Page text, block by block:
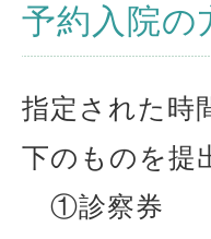
予約入院の
指定された時
下のものを提
①診察券